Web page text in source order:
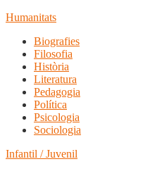
Humanitats
Biografies
Filosofia
Història
Literatura
Pedagogia
Política
Psicologia
Sociologia
Infantil / Juvenil